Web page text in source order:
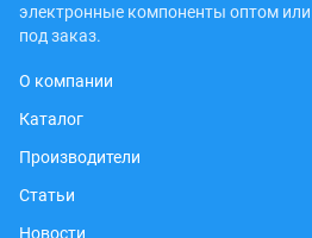
электронные компоненты оптом или
под заказ.
О компании
Каталог
Производители
Статьи
Новости